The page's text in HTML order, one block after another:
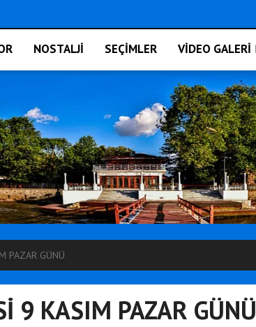
NOSTALJİ SEÇİMLER VİDEO GALERİ
PAZAR GÜNÜ
9 KASIM PAZAR GÜNÜ